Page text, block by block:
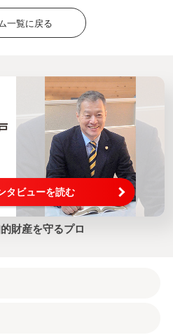
一覧に戻る
タビューを読む
財産を守るプロ